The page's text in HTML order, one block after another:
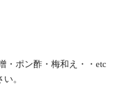
・ポン酢・梅和え・・etc
。